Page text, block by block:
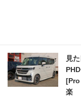
見
[Pro
楽